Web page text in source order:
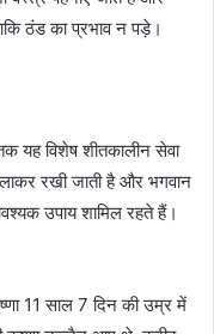
ठंड का प्रभाव न पड़े।
यह विशेष शीतकालीन सेवा
रखी जाती है और भगवान
उपाय शामिल रहते हैं।
11 साल 7 दिन की उम्र में